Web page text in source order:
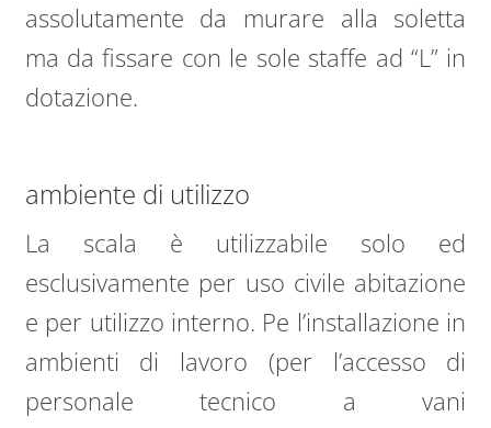
assolutamente da murare alla soletta
ma da fissare con le sole staffe ad “L” in
dotazione.
ambiente di utilizzo
La scala è utilizzabile solo ed
esclusivamente per uso civile abitazione
e per utilizzo interno. Pe l’installazione in
ambienti di lavoro (per l’accesso di
personale tecnico a vani